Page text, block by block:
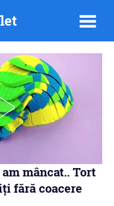
mâncat.. Tort
fără coacere